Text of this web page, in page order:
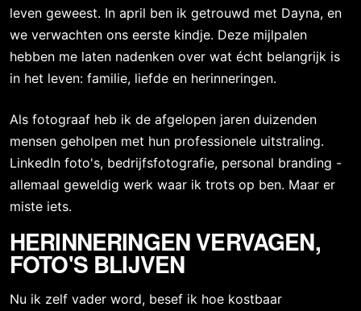
leven geweest. In april ben ik getrouwd met Dayna, en
we verwachten ons eerste kindje. Deze mijlpalen
hebben me laten nadenken over wat écht belangrijk is
in het leven: familie, liefde en herinneringen.
Als fotograaf heb ik de afgelopen jaren duizenden
mensen geholpen met hun professionele uitstraling.
LinkedIn foto's, bedrijfsfotografie, personal branding -
allemaal geweldig werk waar ik trots op ben. Maar er
miste iets.
HERINNERINGEN VERVAGEN,
FOTO'S BLIJVEN
Nu ik zelf vader word, besef ik hoe kostbaar